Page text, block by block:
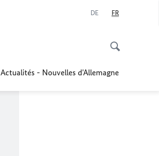
DE FR
Actualités - Nouvelles d'Allemagne